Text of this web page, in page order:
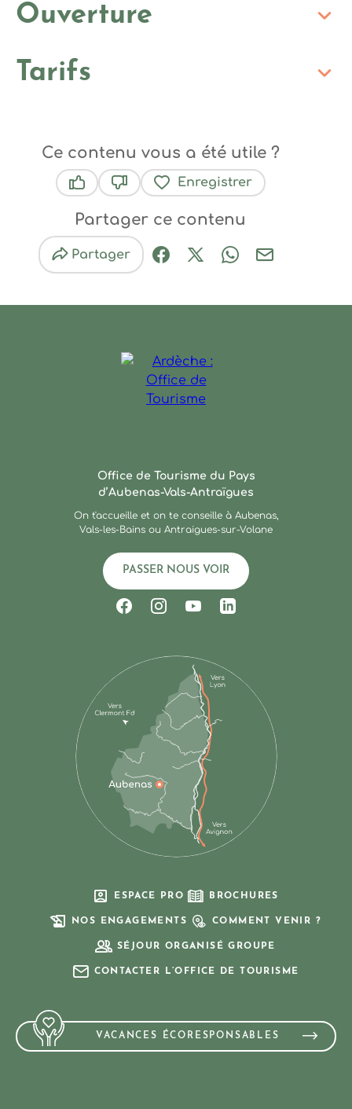
Ouverture
Tarifs
Ce contenu vous a été utile ?
Enregistrer
Partager ce contenu
Partager
Partager sur Facebook
Partager sur X / Twitter
Partager sur
Partager par
Office de Tourisme du Pays
d’Aubenas-Vals-Antraïgues
On t'accueille et on te conseille à Aubenas,
Vals-les-Bains ou Antraigues-sur-Volane
PASSER NOUS VOIR
Suivez-nous sur Facebook
Suivez-nous sur Instagram
Suivez-nous sur
Suivez-nous sur
ESPACE PRO BROCHURES
NOS ENGAGEMENTS COMMENT VENIR ?
SÉJOUR ORGANISÉ GROUPE
CONTACTER L’OFFICE DE TOURISME
VACANCES ÉCORESPONSABLES